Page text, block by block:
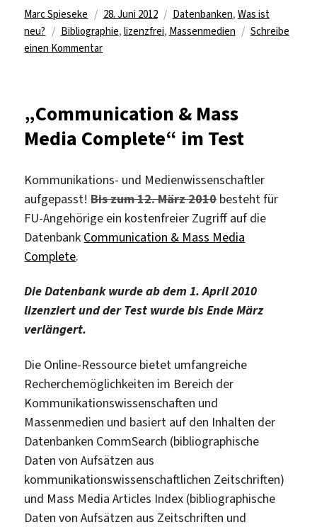
Autor
Marc Spieseke
Veröffentlicht
am
28. Juni 2012 Kategorien
Datenbanken, Was ist
neu?
Schlagwörter
Bibliographie, lizenzfrei, Massenmedien
Schreibe
einen Kommentarzu
online
„Communication & Mass
Media Complete“ im Test
Kommunikations- und Medienwissenschaftler
aufgepasst!Bis zum 12. März 2010besteht für
FU-Angehörige ein kostenfreier Zugriff auf die
Datenbank Communication & Mass Media
Complete.
Die Datenbank wurde ab dem 1. April 2010
lizenziert und der Test wurde bis Ende März
verlängert.
Die Online-Ressource bietet umfangreiche
Recherchemöglichkeiten im Bereich der
Kommunikationswissenschaften und
Massenmedien und basiert auf den Inhalten der
Datenbanken CommSearch (bibliographische
Daten von Aufsätzen aus
kommunikationswissenschaftlichen Zeitschriften)
und Mass Media Articles Index (bibliographische
Daten von Aufsätzen aus Zeitschriften und